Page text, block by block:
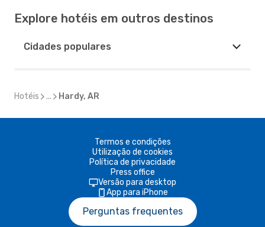
Explore hotéis em outros destinos
Cidades populares
Hotéis ... Hardy, AR
Termos e condições
Utilização de cookies
Política de privacidade
Press office
Versão para desktop
App para iPhone
Perguntas frequentes